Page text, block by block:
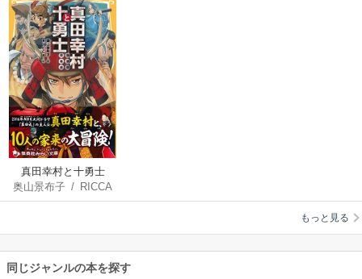
真田幸村と十勇士
奥山景布子 / RICCA
もっと見る
同じジャンルの本を探す